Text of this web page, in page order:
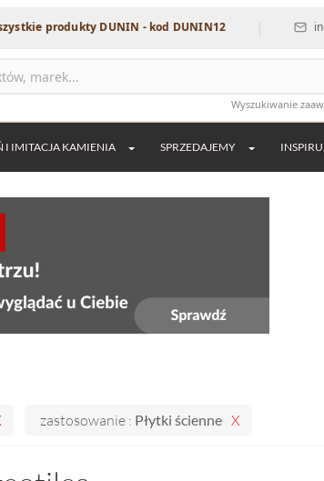
DUNIN - kod DUNIN12 |
Wyszukiwanie
I IMITACJA KAMIENIA SPRZEDAJEMY
zastosowanie : Płytki ścienne